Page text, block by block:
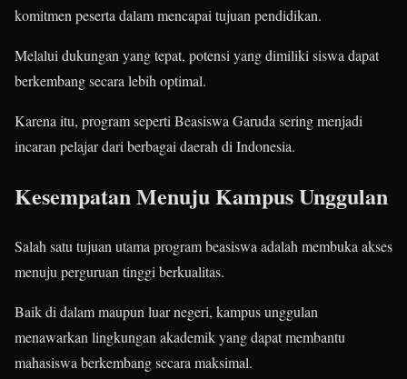
komitmen peserta dalam mencapai tujuan pendidikan.
Melalui dukungan yang tepat, potensi yang dimiliki siswa dapat
berkembang secara lebih optimal.
Karena itu, program seperti Beasiswa Garuda sering menjadi
incaran pelajar dari berbagai daerah di Indonesia.
Kesempatan Menuju Kampus Unggulan
Salah satu tujuan utama program beasiswa adalah membuka akses
menuju perguruan tinggi berkualitas.
Baik di dalam maupun luar negeri, kampus unggulan
menawarkan lingkungan akademik yang dapat membantu
mahasiswa berkembang secara maksimal.